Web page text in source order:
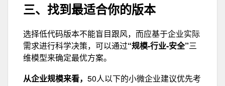
三、找到最适合你的版本
选择低代码版本不能盲目跟风，而应基于企业实际
需求进行科学决策，可以通过“规模-行业-安全”三
维模型来确定最优方案。
从企业规模来看， 50人以下的小微企业建议优先考